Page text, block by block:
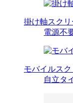
掛け軸スクリ
電源不
モバイルス
自立タ